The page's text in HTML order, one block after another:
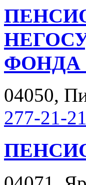
ФОНДА
04050,
277-21-21